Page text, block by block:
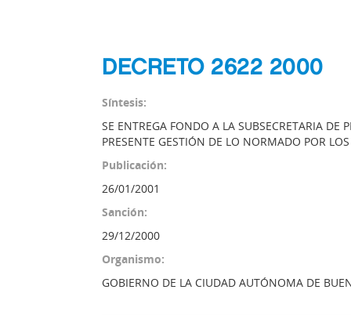
DECRETO 2622 2000
Síntesis:
SE ENTREGA FONDO A LA SUBSECRETARIA
PRESENTE GESTIÓN DE LO NORMADO POR
Publicación:
26/01/2001
Sanción:
29/12/2000
Organismo:
GOBIERNO DE LA CIUDAD AUTÓNOMA DE